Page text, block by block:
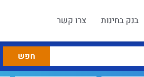
בנק בחינות צרו קשר